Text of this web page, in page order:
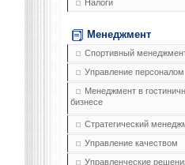
Налоги
Менеджмент
Спортивный
Управление персоналом
Менеджмент в
бизнесе
Стратегический
Управление качеством
Управленческие